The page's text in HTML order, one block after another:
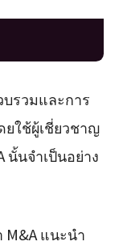
บรวมและการ
ยใช้ผู้เชี่ยวชาญ
นั้นจำเป็นอย่าง
แนะนำ